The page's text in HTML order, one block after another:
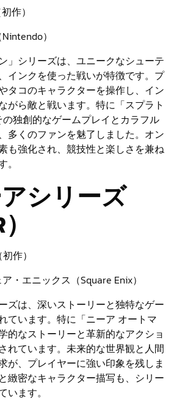
作）
）
」シリーズは、ユニークなシューテ
インクを使った戦いが特徴です。プ
タコのキャラクターを操作し、イン
がら敵と戦います。特に「スプラト
の独創的なゲームプレイとカラフル
多くのファンを魅了しました。オン
も強化され、競技性と楽しさを兼ね
シリーズ
作）
・エニックス（Square Enix）
ズは、深いストーリーと独特なゲー
ています。特に「ニーア オートマ
的なストーリーと革新的なアクショ
れています。未来的な世界観と人間
が、プレイヤーに強い印象を残しま
緻密なキャラクター描写も、シリー
います。